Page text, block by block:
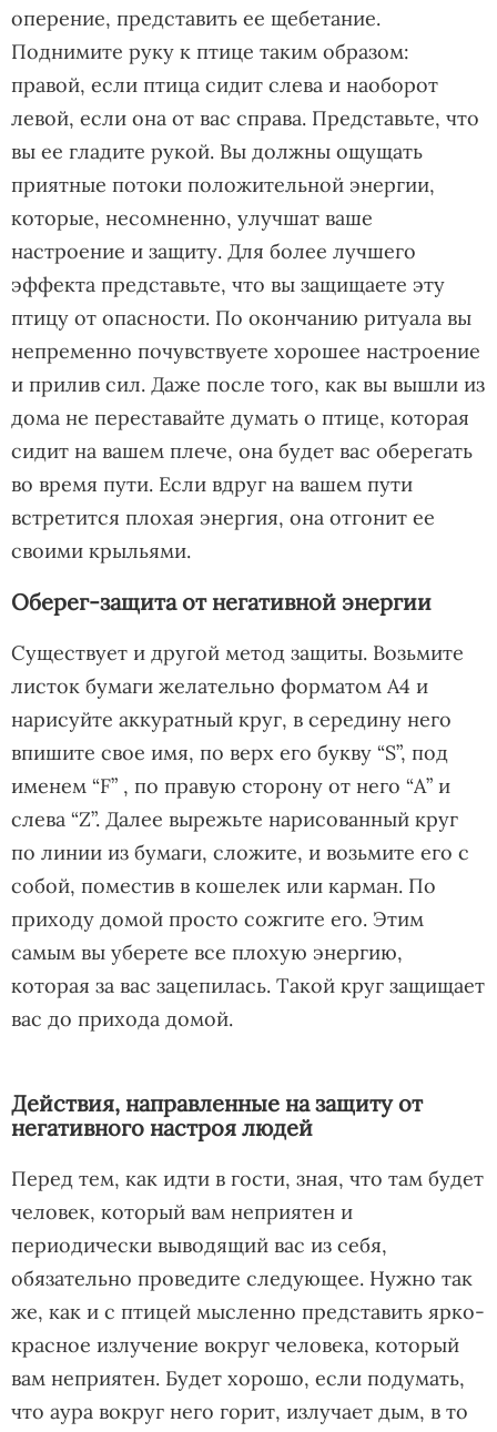
оперение, представить ее щебетание.
Поднимите руку к птице таким образом:
правой, если птица сидит слева и наоборот
левой, если она от вас справа. Представьте, что
вы ее гладите рукой. Вы должны ощущать
приятные потоки положительной энергии,
которые, несомненно, улучшат ваше
настроение и защиту. Для более лучшего
эффекта представьте, что вы защищаете эту
птицу от опасности. По окончанию ритуала вы
непременно почувствуете хорошее настроение
и прилив сил. Даже после того, как вы вышли из
дома не переставайте думать о птице, которая
сидит на вашем плече, она будет вас оберегать
во время пути. Если вдруг на вашем пути
встретится плохая энергия, она отгонит ее
своими крыльями.
Оберег-защита от негативной энергии
Существует и другой метод защиты. Возьмите
листок бумаги желательно форматом А4 и
нарисуйте аккуратный круг, в середину него
впишите свое имя, по верх его букву “S”, под
именем “F” , по правую сторону от него “А” и
слева “Z”. Далее вырежьте нарисованный круг
по линии из бумаги, сложите, и возьмите его с
собой, поместив в кошелек или карман. По
приходу домой просто сожгите его. Этим
самым вы уберете все плохую энергию,
которая за вас зацепилась. Такой круг защищает
вас до прихода домой.
Действия, направленные на защиту от
негативного настроя людей
Перед тем, как идти в гости, зная, что там будет
человек, который вам неприятен и
периодически выводящий вас из себя,
обязательно проведите следующее. Нужно так
же, как и с птицей мысленно представить ярко-
красное излучение вокруг человека, который
вам неприятен. Будет хорошо, если подумать,
что аура вокруг него горит, излучает дым, в то